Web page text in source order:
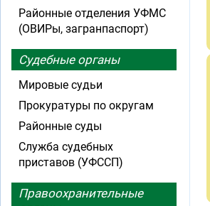
Районные отделения УФМС
(ОВИРы, загранпаспорт)
Судебные органы
Мировые судьи
Прокуратуры по округам
Районные суды
Служба судебных
приставов (УФССП)
Правоохранительные